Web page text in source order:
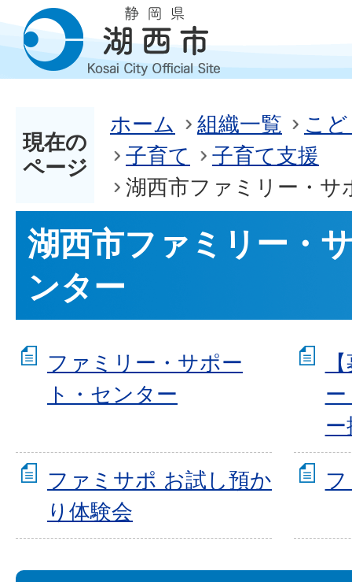
現在の
ページ
ホーム 組織一覧
こ
子育て
子育て支援
湖西市ファミリー・サ
湖西市ファミリー・
ンター
ファミリー・サポー
ト・センター
ファミサポ お試し預か
り体験会